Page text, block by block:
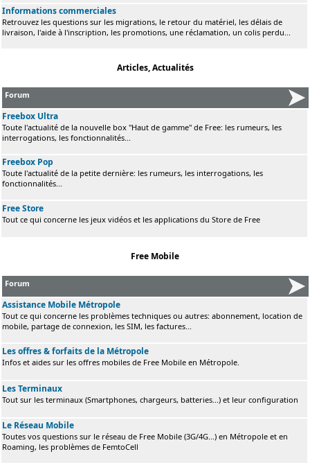
Informations commerciales
Retrouvez les questions sur les migrations, le retour du matériel, les délais de
livraison, l'aide à l'inscription, les promotions, une réclamation, un colis perdu...
Articles, Actualités
Forum
Freebox Ultra
Toute l'actualité de la nouvelle box "Haut de gamme" de Free: les rumeurs, les
interrogations, les fonctionnalités...
Freebox Pop
Toute l'actualité de la petite dernière: les rumeurs, les interrogations, les
fonctionnalités...
Free Store
Tout ce qui concerne les jeux vidéos et les applications du Store de Free
Free Mobile
Forum
Assistance Mobile Métropole
Tout ce qui concerne les problèmes techniques ou autres: abonnement, location de
mobile, partage de connexion, les SIM, les factures...
Les offres & forfaits de la Métropole
Infos et aides sur les offres mobiles de Free Mobile en Métropole.
Les Terminaux
Tout sur les terminaux (Smartphones, chargeurs, batteries...) et leur configuration
Le Réseau Mobile
Toutes vos questions sur le réseau de Free Mobile (3G/4G...) en Métropole et en
Roaming, les problèmes de FemtoCell